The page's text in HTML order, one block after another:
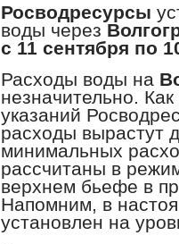
Росводресурсы
воды через
с 11 сентября по
Расходы воды на
незначительно.
указаний
расходы вырастут
минимальных
рассчитаны в
верхнем бьефе в
Напомним, в
установлен на